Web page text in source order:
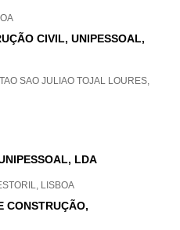
CIVIL, UNIPESSOAL,
SAO JULIAO TOJAL LOURES,
LDA
LISBOA
CONSTRUÇÃO,